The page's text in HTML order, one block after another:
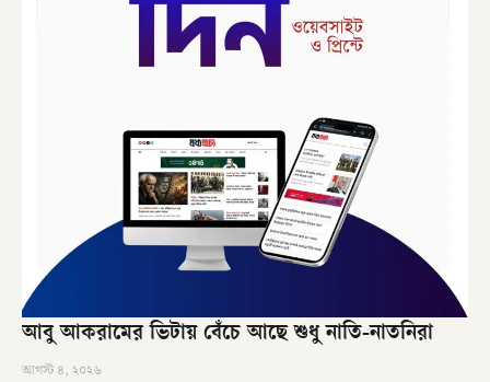
আবু আকরামের ভিটায় বেঁচে আছে শুধু নাতি-নাতনিরা
আগস্ট ৪, ২০২৬